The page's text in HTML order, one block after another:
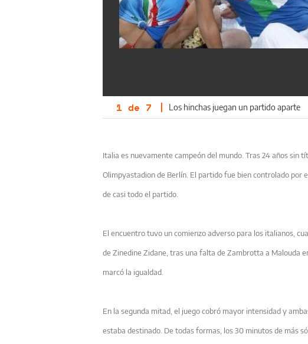
1 de 7 | Los hinchas juegan un partido aparte
Italia es nuevamente campeón del mundo. Tras 24 años sin
Olimpyastadion de Berlín. El partido fue bien controlado por
de casi todo el partido.
El encuentro tuvo un comienzo adverso para los italianos,
de Zinedine Zidane, tras una falta de Zambrotta a Malouda
marcó la igualdad.
En la segunda mitad, el juego cobró mayor intensidad y
estaba destinado. De todas formas, los 30 minutos de más